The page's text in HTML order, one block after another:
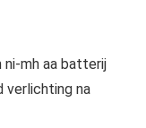
mh aa batterij
verlichting na